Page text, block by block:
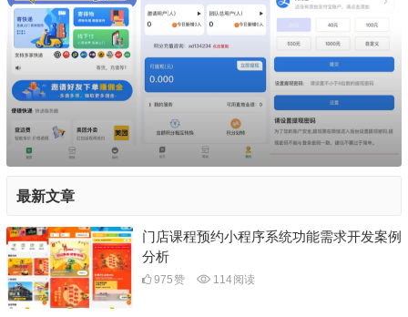
最新文章
门店课程预约小程序系统功能需求开发案例
分析
975赞 114阅读